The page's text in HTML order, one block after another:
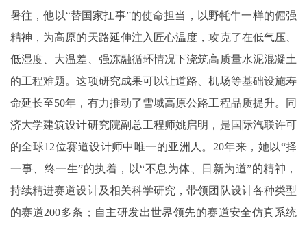
暑往，他以“替国家扛事”的使命担当，以野牦牛一样的倔强
精神，为高原的天路延伸注入匠心温度，攻克了在低气压、
低湿度、大温差、强冻融循环情况下浇筑高质量水泥混凝土
的工程难题。这项研究成果可以让道路、机场等基础设施寿
命延长至50年，有力推动了雪域高原公路工程品质提升。同
济大学建筑设计研究院副总工程师姚启明，是国际汽联许可
的全球12位赛道设计师中唯一的亚洲人。20年来，她以“择
一事、终一生”的执着，以“不息为体、日新为道”的精神，
持续精进赛道设计及相关科学研究，带领团队设计各种类型
的赛道200多条；自主研发出世界领先的赛道安全仿真系统